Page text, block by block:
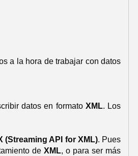
a la hora de trabajar con datos
datos en formatoXML. Los
(Streaming API for XML). Pues
de XML, o para ser más